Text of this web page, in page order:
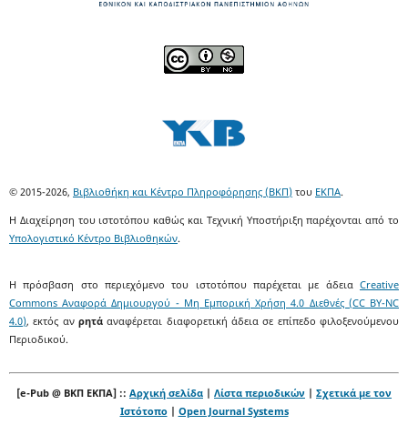
© 2015-2026, Βιβλιοθήκη και Κέντρο Πληροφόρησης (ΒΚΠ) του ΕΚΠΑ.
Η Διαχείρηση του ιστοτόπου καθώς και Τεχνική Υποστήριξη παρέχονται από το
Υπολογιστικό Κέντρο Βιβλιοθηκών.
Η πρόσβαση στο περιεχόμενο του ιστοτόπου παρέχεται με άδεια Creative
Commons Αναφορά Δημιουργού - Μη Εμπορική Χρήση 4.0 Διεθνές (CC BY-NC
4.0), εκτός αν ρητά αναφέρεται διαφορετική άδεια σε επίπεδο φιλοξενούμενου
Περιοδικού.
[e-Pub @ ΒΚΠ ΕΚΠΑ] :: Αρχική σελίδα | Λίστα περιοδικών | Σχετικά με τον
Ιστότοπο| Open Journal Systems